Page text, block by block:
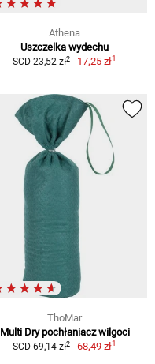
Athena
Uszczelka wydechu
SCD 23,52 zł2 17,25 zł1
ThoMar
Multi Dry pochłaniacz wilgoci
SCD 69,14 zł2 68,49 zł1